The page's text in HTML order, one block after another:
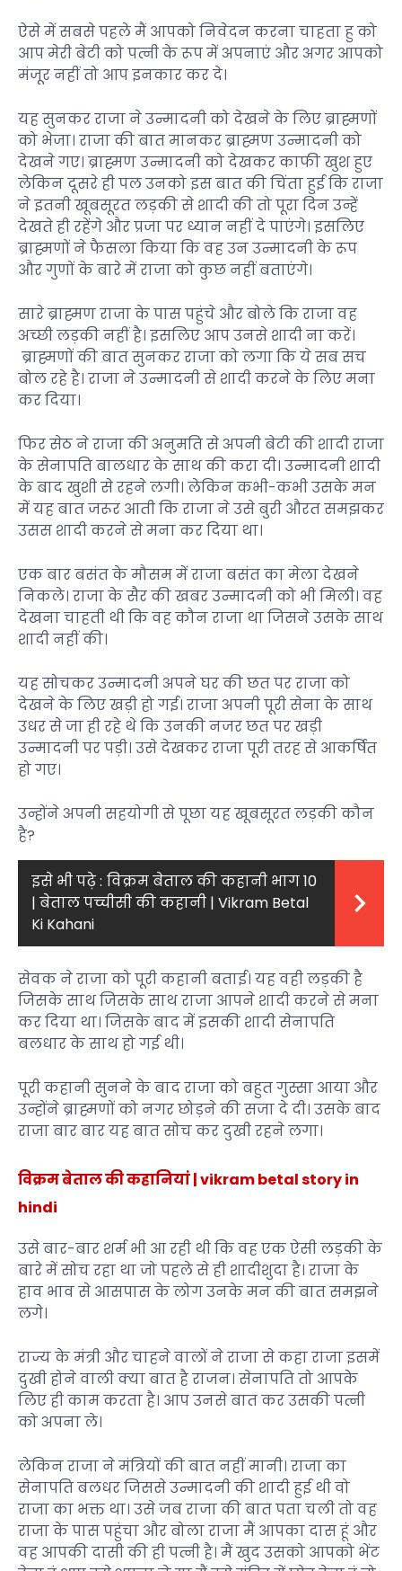
ऐसे में सबसे पहले मैं आपको निवेदन करना चाहता हु को
आप मेरी बेटी को पत्नी के रूप में अपनाएं और अगर आपको
मंजूर नहीं तो आप इनकार कर दे।
यह सुनकर राजा ने उन्मादनी को देखने के लिए ब्राह्मणों
को भेजा। राजा की बात मानकर ब्राह्मण उन्मादनी को
देखने गए। ब्राह्मण उन्मादनी को देखकर काफी खुश हुए
लेकिन दूसरे ही पल उनको इस बात की चिंता हुई कि राजा
ने इतनी खूबसूरत लड़की से शादी की तो पूरा दिन उन्हें
देखते ही रहेंगे और प्रजा पर ध्यान नहीं दे पाएंगे। इसलिए
ब्राह्मणों ने फैसला किया कि वह उन उन्मादनी के रूप
और गुणों के बारे में राजा को कुछ नहीं बताएंगे।
सारे ब्राह्मण राजा के पास पहुंचे और बोले कि राजा वह
अच्छी लड़की नहीं है। इसलिए आप उनसे शादी ना करें।
ब्राह्मणों की बात सुनकर राजा को लगा कि ये सब सच
बोल रहे है। राजा ने उन्मादनी से शादी करने के लिए मना
कर दिया।
फिर सेठ ने राजा की अनुमति से अपनी बेटी की शादी राजा
के सेनापति बालधार के साथ की करा दी। उन्मादनी शादी
के बाद खुशी से रहने लगी। लेकिन कभी-कभी उसके मन
में यह बात जरूर आती कि राजा ने उसे बुरी औरत समझकर
उसस शादी करने से मना कर दिया था।
एक बार बसंत के मौसम में राजा बसंत का मेला देखने
निकले। राजा के सैर की खबर उन्मादनी को भी मिली। वह
देखना चाहती थी कि वह कौन राजा था जिसने उसके साथ
शादी नहीं की।
यह सोचकर उन्मादनी अपने घर की छत पर राजा को
देखने के लिए खड़ी हो गई। राजा अपनी पूरी सेना के साथ
उधर से जा ही रहे थे कि उनकी नजर छत पर खड़ी
उन्मादनी पर पड़ी। उसे देखकर राजा पूरी तरह से आकर्षित
हो गए।
उन्होंने अपनी सहयोगी से पूछा यह खूबसूरत लड़की कौन
है?
इसे भी पढ़े : विक्रम बेताल की कहानी भाग 10
| बेताल पच्चीसी की कहानी | Vikram Betal
Ki Kahani
सेवक ने राजा को पूरी कहानी बताई। यह वही लड़की है
जिसके साथ जिसके साथ राजा आपने शादी करने से मना
कर दिया था। जिसके बाद में इसकी शादी सेनापति
बलधार के साथ हो गई थी।
पूरी कहानी सुनने के बाद राजा को बहुत गुस्सा आया और
उन्होंने ब्राह्मणों को नगर छोड़ने की सजा दे दी। उसके बाद
राजा बार बार यह बात सोच कर दुखी रहने लगा।
विक्रम बेताल की कहानियां |vikram betal story in
hindi
उसे बार-बार शर्म भी आ रही थी कि वह एक ऐसी लड़की के
बारे में सोच रहा था जो पहले से ही शादीशुदा है। राजा के
हाव भाव से आसपास के लोग उनके मन की बात समझने
लगे।
राज्य के मंत्री और चाहने वालों ने राजा से कहा राजा इसमें
दुखी होने वाली क्या बात है राजन। सेनापति तो आपके
लिए ही काम करता है। आप उनसे बात कर उसकी पत्नी
को अपना ले।
लेकिन राजा ने मंत्रियों की बात नहीं मानी। राजा का
सेनापति बलधर जिससे उन्मादनी की शादी हुई थी वो
राजा का भक्त था। उसे जब राजा की बात पता चली तो वह
राजा के पास पहुंचा और बोला राजा मैं आपका दास हूं और
वह आपकी दासी की ही पत्नी है। मैं खुद उसको आपको भेंट